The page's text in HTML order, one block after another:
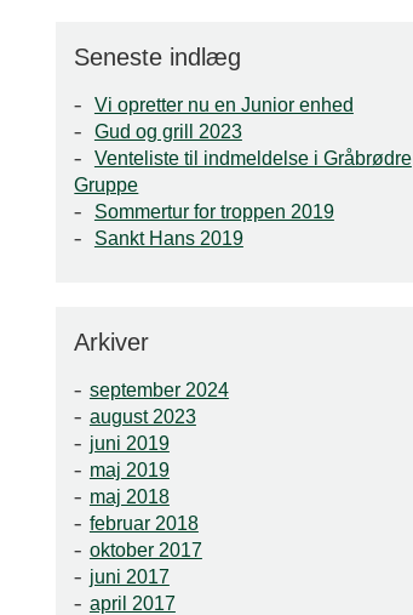
Seneste indlæg
Vi opretter nu en Junior enhed
Gud og grill 2023
Venteliste til indmeldelse i Gråbrødre
Gruppe
Sommertur for troppen 2019
Sankt Hans 2019
Arkiver
september 2024
august 2023
juni 2019
maj 2019
maj 2018
februar 2018
oktober 2017
juni 2017
april 2017